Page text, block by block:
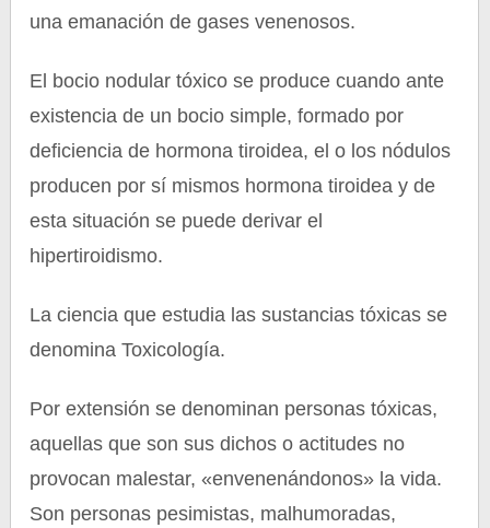
una emanación de gases venenosos.
El bocio nodular tóxico se produce cuando ante
existencia de un bocio simple, formado por
deficiencia de hormona tiroidea, el o los nódulos
producen por sí mismos hormona tiroidea y de
esta situación se puede derivar el
hipertiroidismo.
La ciencia que estudia las sustancias tóxicas se
denomina Toxicología.
Por extensión se denominan personas tóxicas,
aquellas que son sus dichos o actitudes no
provocan malestar, «envenenándonos» la vida.
Son personas pesimistas, malhumoradas,